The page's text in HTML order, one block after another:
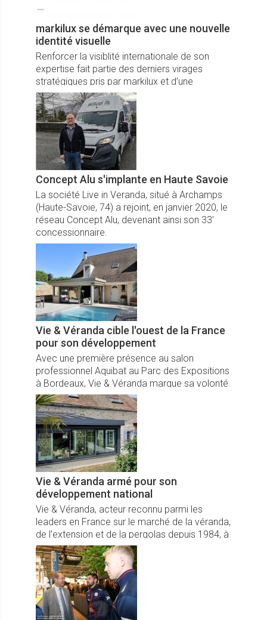
markilux se démarque avec une nouvelle
identité visuelle
Renforcer la visiblité internationale de son
expertise fait partie des derniers virages
stratégiques pris par markilux et d’une
dynamique que vient entériner la
modernisation de son emblématique logo.
Concept Alu s'implante en Haute Savoie
La société Live in Veranda, situé à Archamps
(Haute-Savoie, 74) a rejoint, en janvier 2020, le
réseau Concept Alu, devenant ainsi son 33'
concessionnaire.
Vie & Véranda cible l'ouest de la France
pour son développement
Avec une première présence au salon
professionnel Aquibat au Parc des Expositions
à Bordeaux, Vie & Véranda marque sa volonté
de se développer à l’Ouest de la France, un
secteur encore inoccupé par l’enseigne.
Vie & Véranda armé pour son
développement national
Vie & Véranda, acteur reconnu parmi les
leaders en France sur le marché de la véranda,
de l’extension et de la pergolas depuis 1984, à
nommé, à compter du 1er janvier 2020,
Maxime Baujard comme directeur du réseau.